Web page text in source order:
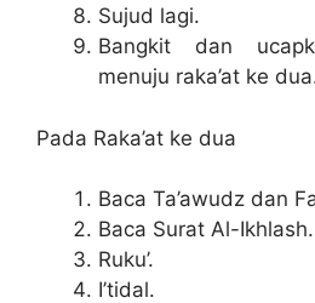
Sujud lagi.
Bangkit dan
menuju raka’at ke
Pada Raka’at ke dua
Baca Ta’awudz dan
Baca Surat Al-Ikhlash.
Ruku’.
I’tidal.